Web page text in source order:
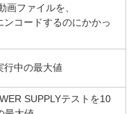
画ファイルを、
ンコードするのにかかっ
行中の最大値
SUPPLYテストを10